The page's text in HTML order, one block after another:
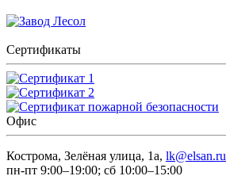
Сертификаты
Офис
Кострома, Зелёная улица, 1а, lk@elsan.ru
пн-пт 9:00–19:00; сб 10:00–15:00